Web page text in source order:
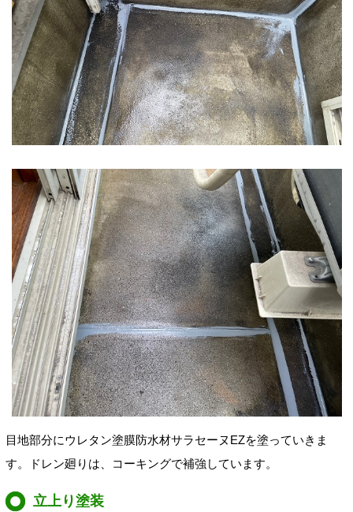
目地部分にウレタン塗膜防水材サラセーヌEZを塗っていきま
す。ドレン廻りは、コーキングで補強しています。
立上り塗装